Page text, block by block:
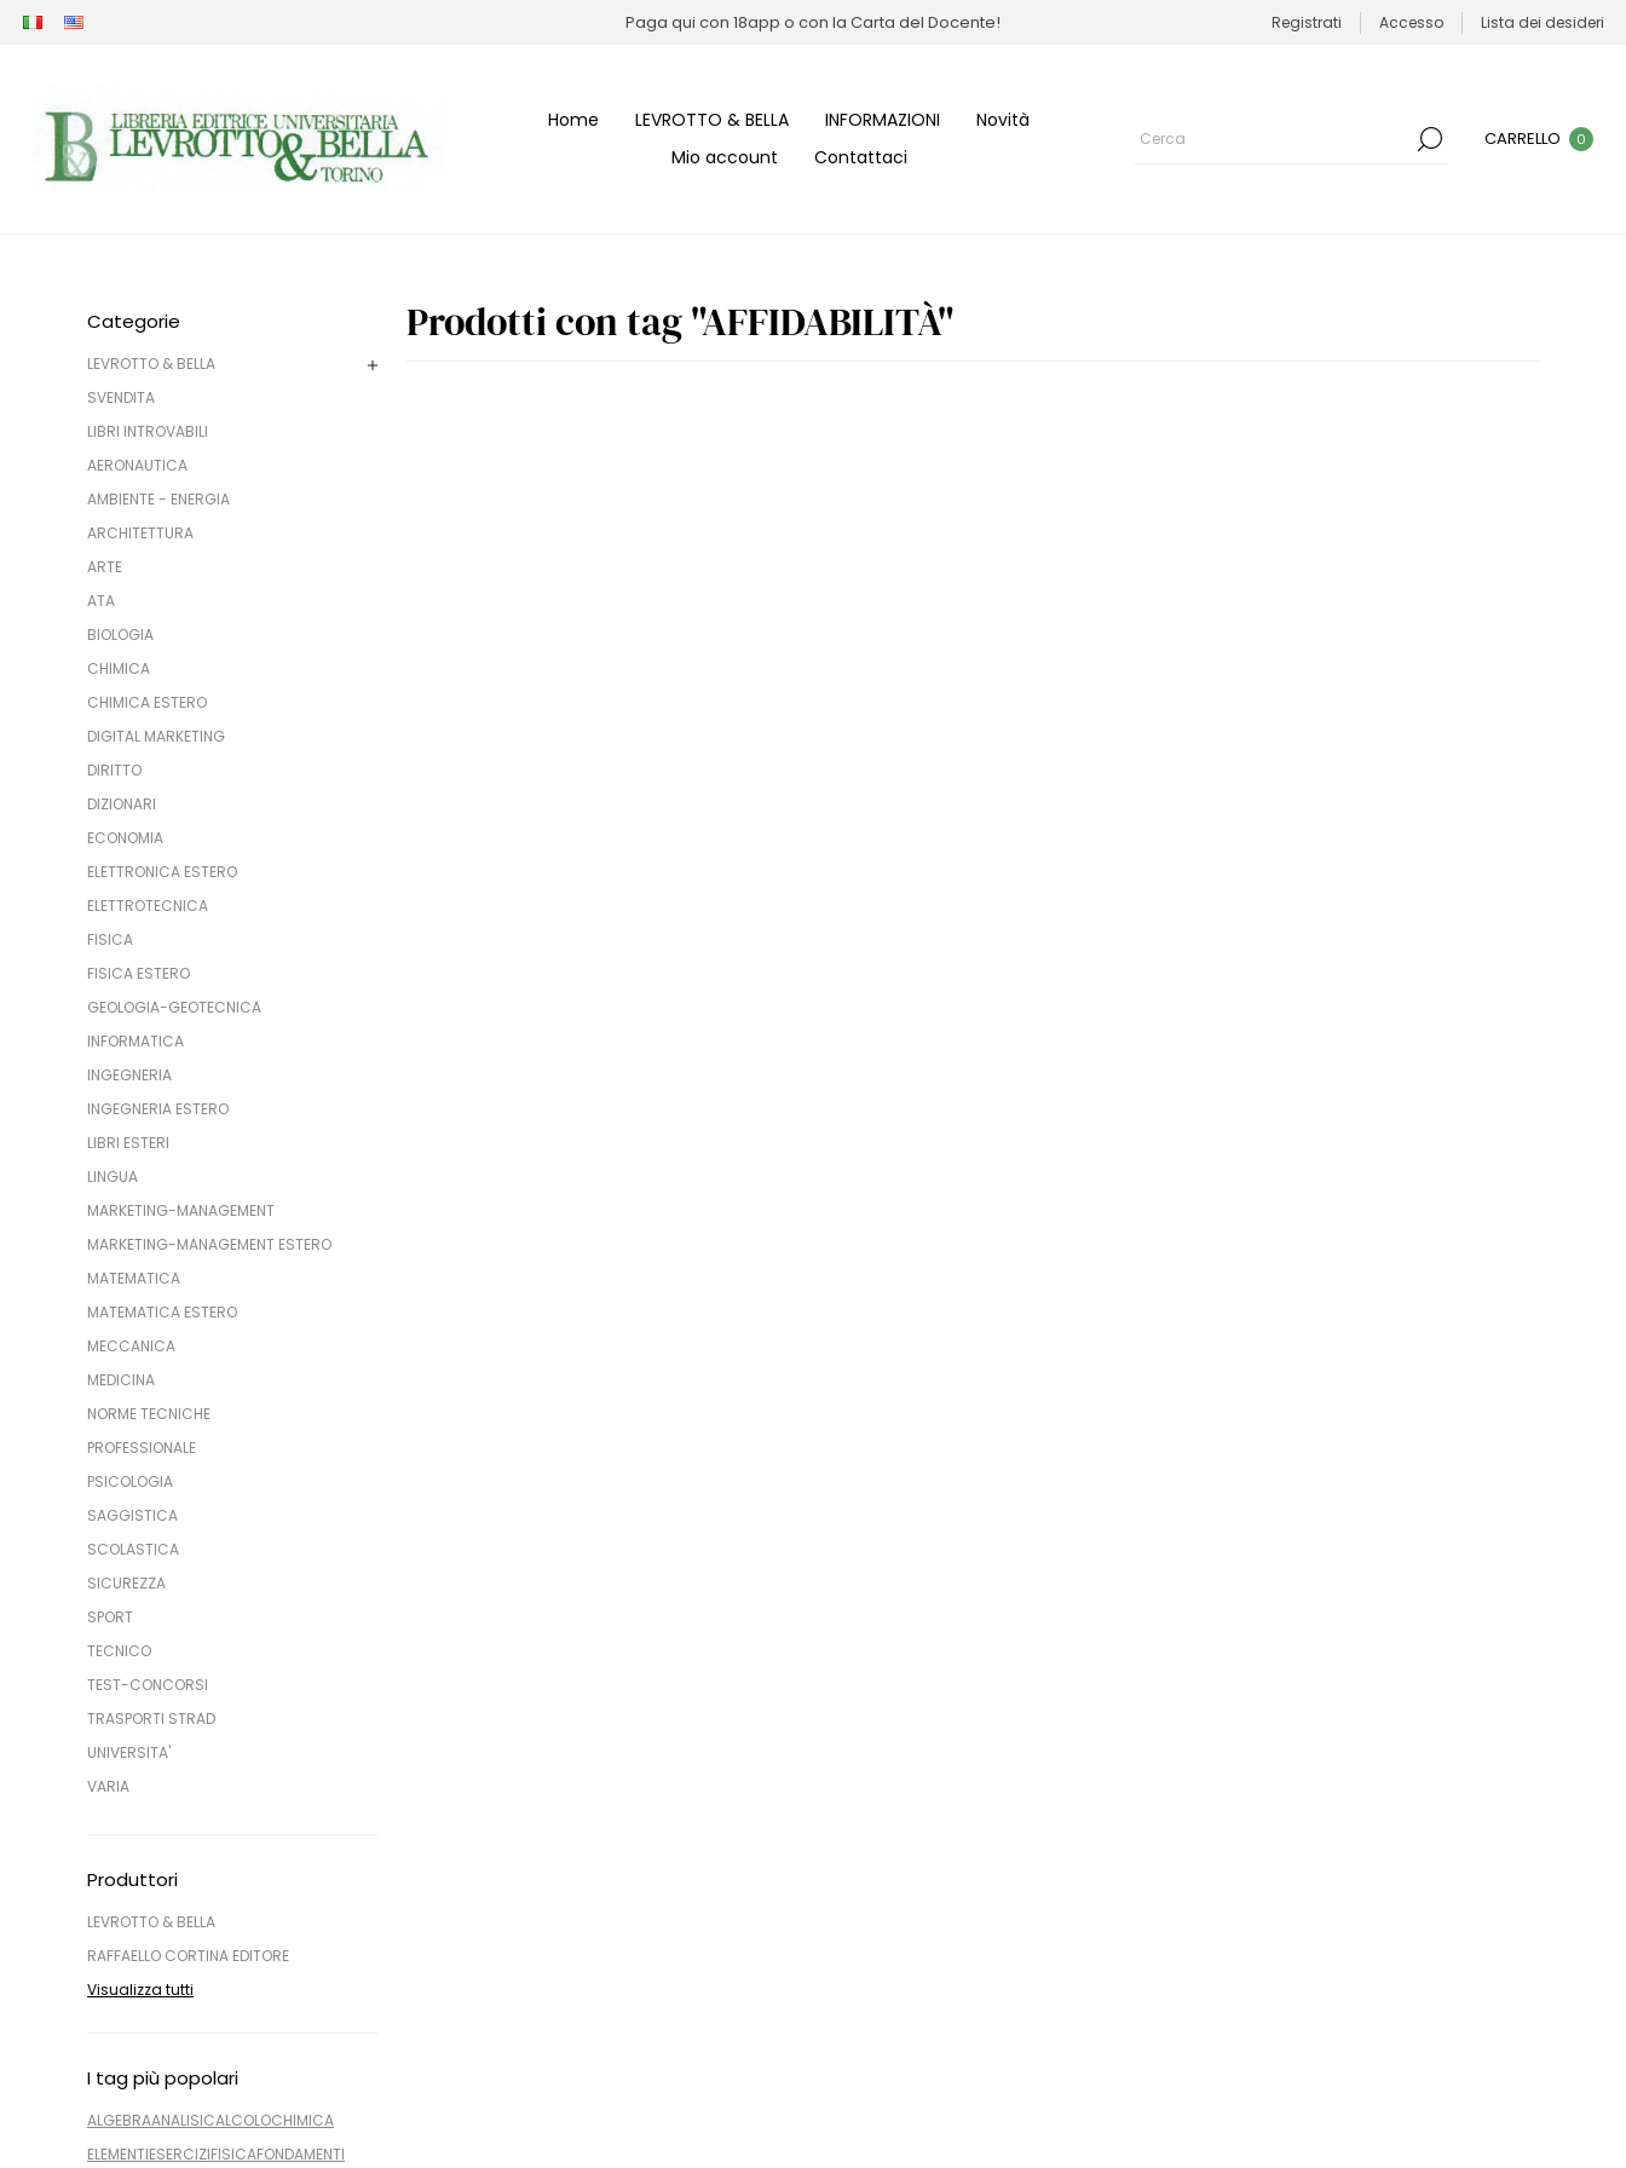
Paga qui con 18app o con la Carta del Docente! Registrati Accesso Lista dei desideri
Home LEVROTTO & BELLA INFORMAZIONI
Novità
Mio account
Contattaci
CARRELLO 0
Categorie
LEVROTTO & BELLA
SVENDITA
LIBRI INTROVABILI
AERONAUTICA
AMBIENTE - ENERGIA
ARCHITETTURA
ARTE
ATA
BIOLOGIA
CHIMICA
CHIMICA ESTERO
DIGITAL MARKETING
DIRITTO
DIZIONARI
ECONOMIA
ELETTRONICA ESTERO
ELETTROTECNICA
FISICA
FISICA ESTERO
GEOLOGIA-GEOTECNICA
INFORMATICA
INGEGNERIA
INGEGNERIA ESTERO
LIBRI ESTERI
LINGUA
MARKETING-MANAGEMENT
MARKETING-MANAGEMENT ESTERO
MATEMATICA
MATEMATICA ESTERO
MECCANICA
MEDICINA
NORME TECNICHE
PROFESSIONALE
PSICOLOGIA
SAGGISTICA
SCOLASTICA
SICUREZZA
SPORT
TECNICO
TEST-CONCORSI
TRASPORTI STRAD
UNIVERSITA'
VARIA
Produttori
LEVROTTO & BELLA
RAFFAELLO CORTINA EDITORE
Visualizza tutti
I tag più popolari
ALGEBRAANALISICALCOLOCHIMICA
ELEMENTIESERCIZIFISICAFONDAMENTI
Prodotti con tag "AFFIDABILITÀ"